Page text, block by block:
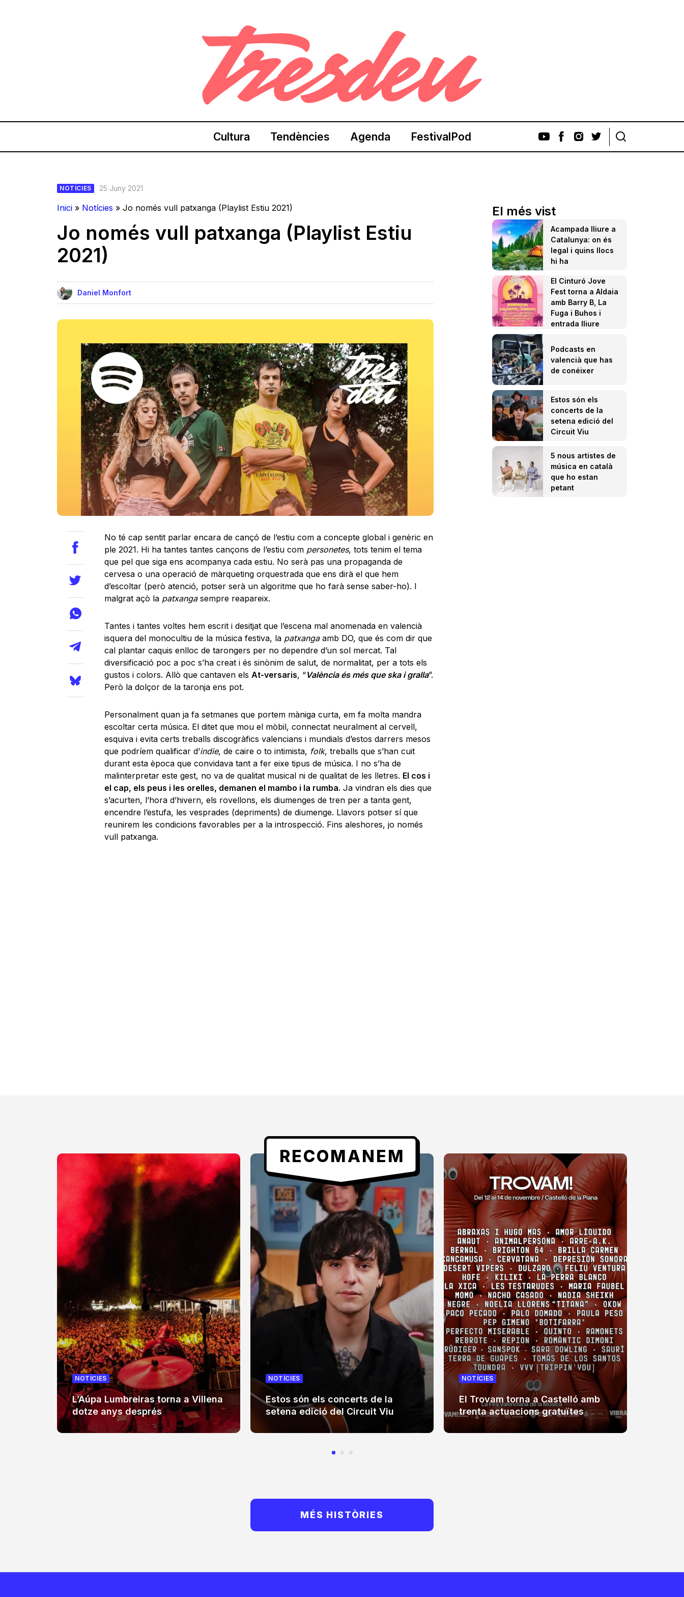
Cultura Tendències Agenda FestivalPod
NOTÍCIES 25 Juny 2021
Inici » Notícies » Jo només vull patxanga (Playlist Estiu 2021)
Jo només vull patxanga (Playlist Estiu
2021)
Daniel Monfort
No té cap sentit parlar encara de cançó de l’estiu com a concepte global i genèric en
ple 2021. Hi ha tantes tantes cançons de l’estiu com personetes, tots tenim el tema
que pel que siga ens acompanya cada estiu. No serà pas una propaganda de
cervesa o una operació de màrqueting orquestrada que ens dirà el que hem
d’escoltar (però atenció, potser serà un algoritme que ho farà sense saber-ho). I
malgrat açò la patxangasempre reapareix.
Tantes i tantes voltes hem escrit i desitjat que l’escena mal anomenada en valencià
isquera del monocultiu de la música festiva, la patxangaamb DO, que és com dir que
cal plantar caquis enlloc de tarongers per no dependre d’un sol mercat. Tal
diversificació poc a poc s’ha creat i és sinònim de salut, de normalitat, per a tots els
gustos i colors. Allò que cantaven els At-versaris, “València és més que ska i gralla”.
Però la dolçor de la taronja ens pot.
Personalment quan ja fa setmanes que portem màniga curta, em fa molta mandra
escoltar certa música. El ditet que mou el mòbil, connectat neuralment al cervell,
esquiva i evita certs treballs discogràfics valencians i mundials d’estos darrers mesos
que podríem qualificar d’indie, de caire o to intimista, folk, treballs que s’han cuit
durant esta època que convidava tant a fer eixe tipus de música. I no s’ha de
malinterpretar este gest, no va de qualitat musical ni de qualitat de les lletres. El cos i
el cap, els peus i les orelles, demanen el mambo i la rumba. Ja vindran els dies que
s’acurten, l’hora d’hivern, els rovellons, els diumenges de tren per a tanta gent,
encendre l’estufa, les vesprades (depriments) de diumenge. Llavors potser sí que
reunirem les condicions favorables per a la introspecció. Fins aleshores, jo només
vull patxanga.
El més vist
Acampada lliure a
Catalunya: on és
legal i quins llocs
hi ha
El Cinturó Jove
Fest torna a Aldaia
amb Barry B, La
Fuga i Buhos i
entrada lliure
Podcasts en
valencià que has
de conéixer
Estos són els
concerts de la
setena edició del
Circuit Viu
5 nous artistes de
música en català
que ho estan
petant
RECOMANEM
NOTÍCIES
L’Aúpa Lumbreiras torna a Villena
dotze anys després
NOTÍCIES
Estos són els concerts de la
setena edició del Circuit Viu
NOTÍCIES
El Trovam torna a Castelló amb
trenta actuacions gratuïtes
MÉS HISTÒRIES